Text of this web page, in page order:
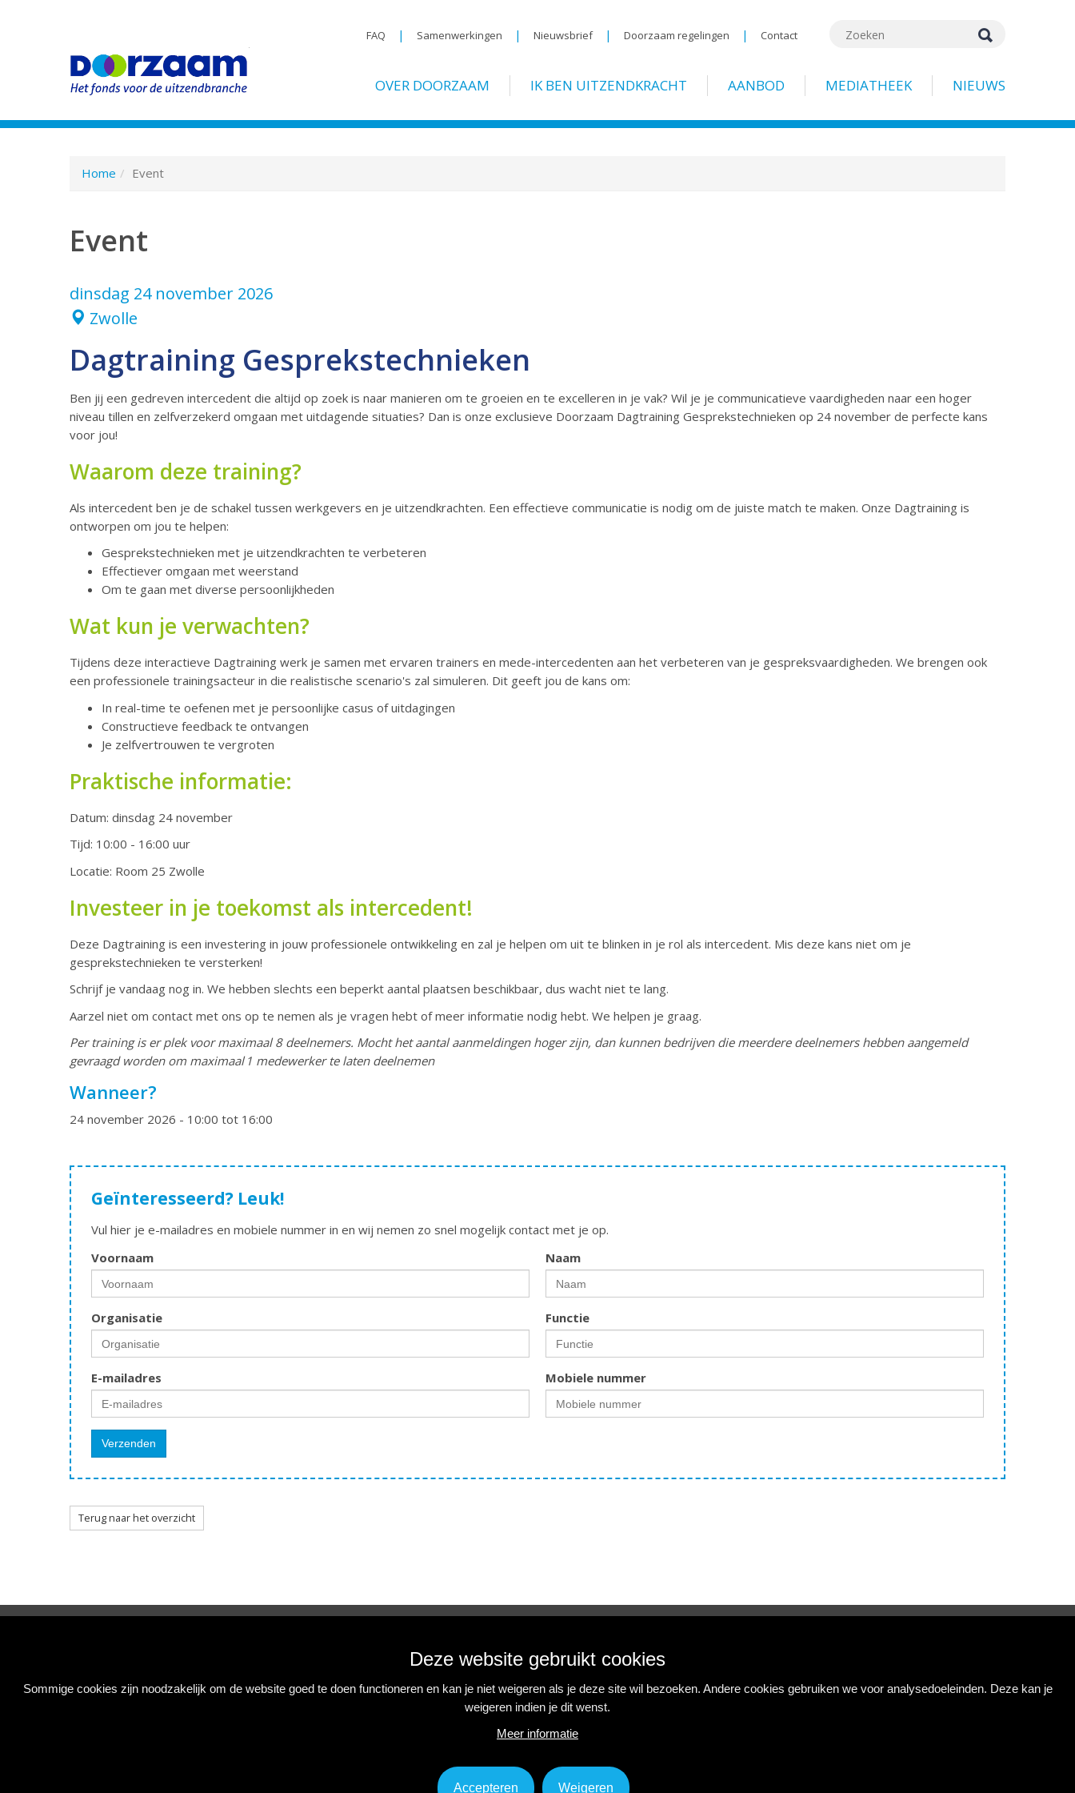
OVER DOORZAAM IK BEN UITZENDKRACHT AANBOD MEDIATHEEK NIEUWS
FAQ | Samenwerkingen | Nieuwsbrief | Doorzaam regelingen | Contact
Home Event
Event
dinsdag 24 november 2026
Zwolle
Dagtraining Gesprekstechnieken
Ben jij een gedreven intercedent die altijd op zoek is naar manieren om te groeien en te excelleren in je vak? Wil je je communicatieve vaardigheden naar een hoger
niveau tillen en zelfverzekerd omgaan met uitdagende situaties? Dan is onze exclusieve Doorzaam Dagtraining Gesprekstechnieken op 24 november de perfecte kans
voor jou!
Waarom deze training?
Als intercedent ben je de schakel tussen werkgevers en je uitzendkrachten. Een effectieve communicatie is nodig om de juiste match te maken. Onze Dagtraining is
ontworpen om jou te helpen:
Gesprekstechnieken met je uitzendkrachten te verbeteren
Effectiever omgaan met weerstand
Om te gaan met diverse persoonlijkheden
Wat kun je verwachten?
Tijdens deze interactieve Dagtraining werk je samen met ervaren trainers en mede-intercedenten aan het verbeteren van je gespreksvaardigheden. We brengen ook
een professionele trainingsacteur in die realistische scenario's zal simuleren. Dit geeft jou de kans om:
In real-time te oefenen met je persoonlijke casus of uitdagingen
Constructieve feedback te ontvangen
Je zelfvertrouwen te vergroten
Praktische informatie:
Datum: dinsdag 24 november
Tijd: 10:00 - 16:00 uur
Locatie: Room 25 Zwolle
Investeer in je toekomst als intercedent!
Deze Dagtraining is een investering in jouw professionele ontwikkeling en zal je helpen om uit te blinken in je rol als intercedent. Mis deze kans niet om je
gesprekstechnieken te versterken!
Schrijf je vandaag nog in. We hebben slechts een beperkt aantal plaatsen beschikbaar, dus wacht niet te lang.
Aarzel niet om contact met ons op te nemen als je vragen hebt of meer informatie nodig hebt. We helpen je graag.
Per training is er plek voor maximaal 8 deelnemers. Mocht het aantal aanmeldingen hoger zijn, dan kunnen bedrijven die meerdere deelnemers hebben aangemeld
gevraagd worden om maximaal1 medewerker te laten deelnemen
Wanneer?
24 november 2026 - 10:00 tot 16:00
Terug naar het overzicht
NIEUWSBRIEF
Blijf op de hoogte van onze initiatieven, acties en
Deze website gebruikt cookies
Sommige cookies zijn noodzakelijk om de website goed te doen functioneren en kan je niet weigeren als je deze site wil bezoeken. Andere cookies gebruiken we voor analysedoeleinden. Deze kan je
weigeren indien je dit wenst.
Meer informatie
Accepteren Weigeren